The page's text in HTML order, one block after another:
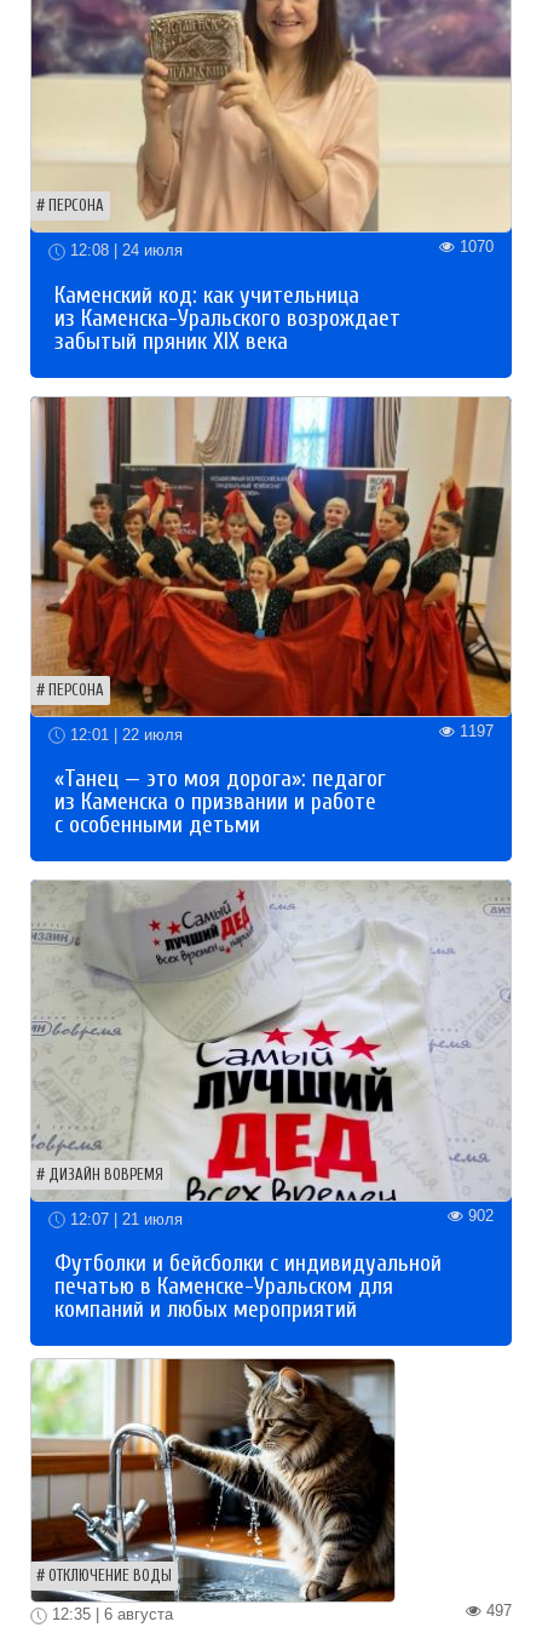
ПЕРСОНА
12:08 | 24 июля 1070
Каменский код: как учительница
из Каменска-Уральского возрождает
забытый пряник XIX века
ПЕРСОНА
12:01 | 22 июля 1197
«Танец — это моя дорога»: педагог
из Каменска о призвании и работе
с особенными детьми
ДИЗАЙН ВОВРЕМЯ
12:07 | 21 июля 902
Футболки и бейсболки с индивидуальной
печатью в Каменске-Уральском для
компаний и любых мероприятий
ОТКЛЮЧЕНИЕ ВОДЫ
497
12:35 | 6 августа